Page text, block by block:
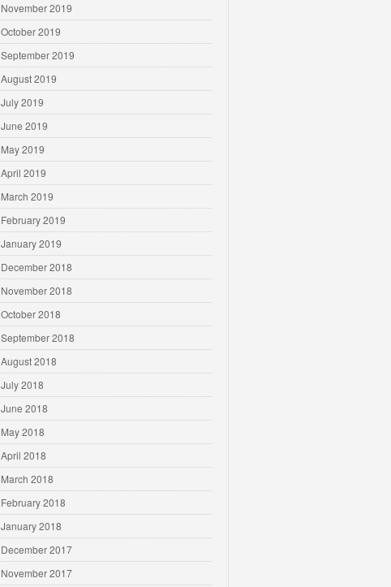
November 2019
October 2019
September 2019
August 2019
July 2019
June 2019
May 2019
April 2019
March 2019
February 2019
January 2019
December 2018
November 2018
October 2018
September 2018
August 2018
July 2018
June 2018
May 2018
April 2018
March 2018
February 2018
January 2018
December 2017
November 2017